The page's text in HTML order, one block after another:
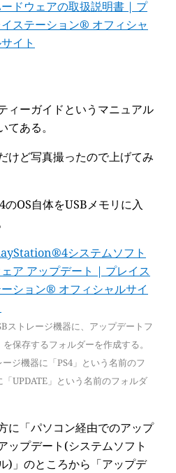
ドウェアの取扱説明書 | プ
イステーション® オフィシャ
イト
ィーガイドというマニュアル
ある。
けど写真撮ったので上げてみ
OS自体をUSBメモリに入
システムソフト
ェア アップデート | プレイス
ション® オフィシャルサイ
ストレージ機器に、アップデートフ
保存するフォルダーを作成する。
ジ機器に「PS4」という名前のフ
UPDATE」という名前のフォルダ
に「パソコン経由でのアップ
ップデート(システムソフト
)」のところから「アップデ